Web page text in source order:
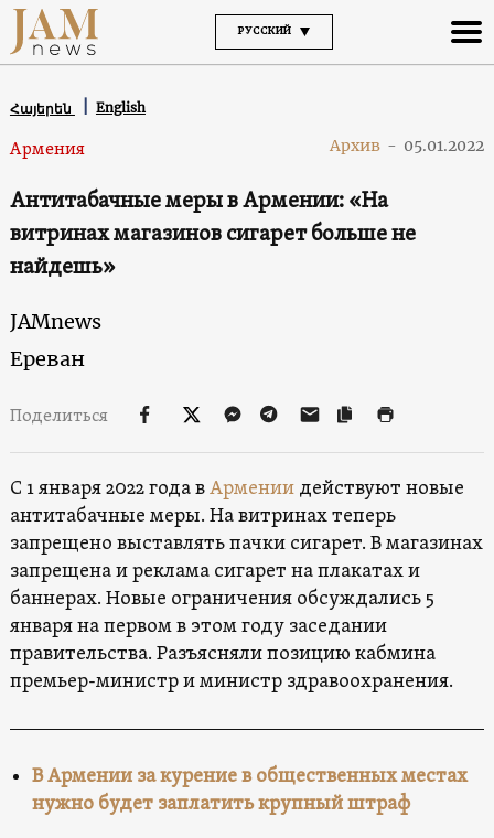
РУССКИЙ
Հայերեն English
Армения Архив - 05.01.2022
Антитабачные меры в Армении: «На
витринах магазинов сигарет больше не
найдешь»
JAMnews
Ереван
Поделиться
С 1 января 2022 года вАрмениидействуют новые
антитабачные меры. На витринах теперь
запрещено выставлять пачки сигарет. В магазинах
запрещена и реклама сигарет на плакатах и
баннерах. Новые ограничения обсуждались 5
января на первом в этом году заседании
правительства. Разъясняли позицию кабмина
премьер-министр и министр здравоохранения.
В Армении за курение в общественных местах
нужно будет заплатить крупный штраф